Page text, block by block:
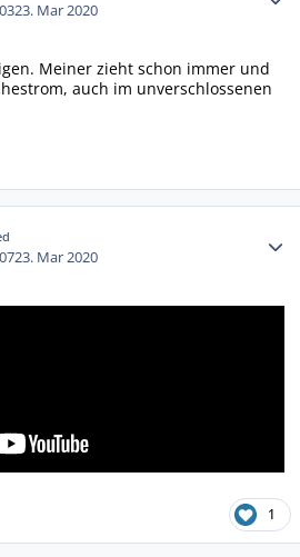
23. Mar 2020
Meiner zieht schon immer und
auch im unverschlossenen
23. Mar 2020
1